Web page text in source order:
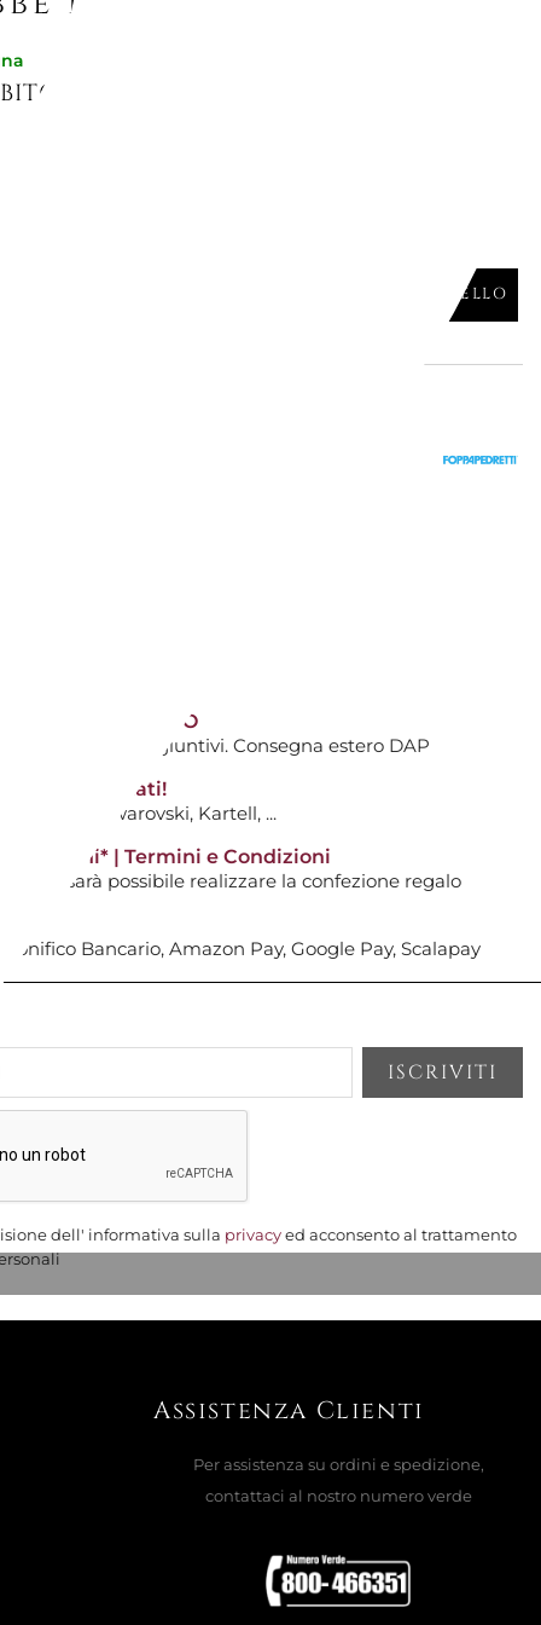
JELLIES PICCOLO, 4754
AGGIUNGI AL CARRELLO
ALTA TENSIONE 8160/1T
DALL'ACQUISTO
costi aggiuntivi. Consegna estero DAP
non scontati!
: Hermès, Swarovski, Kartell, ...
14 giorni* | Termini e Condizioni
non sarà possibile realizzare la confezione regalo
Bancario, Amazon Pay, Google Pay, Scalapay
dell' informativa sulla privacyed acconsento al trattamento
Assistenza Clienti
Per assistenza su ordini e spedizione,
contattaci al nostro numero verde